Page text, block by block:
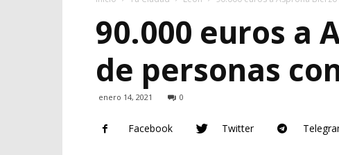
90.000 euros a
de personas
enero 14, 2021 0
Facebook Twitter